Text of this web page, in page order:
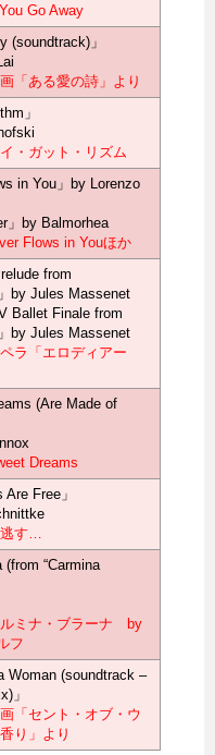
Go Away
(soundtrack)」
「ある愛の詩」より
」
・ガット・リズム
in You」by Lorenzo
」by Balmorhea
Flows in Youほか
from
by Jules Massenet
Ballet Finale from
by Jules Massenet
ラ「エロディアー
(Are Made of
Dreams
Are Free」
す…
(from “Carmina
ミナ・ブラーナ by
フ
Woman (soundtrack –
」
「セント・オブ・ウ
り」より